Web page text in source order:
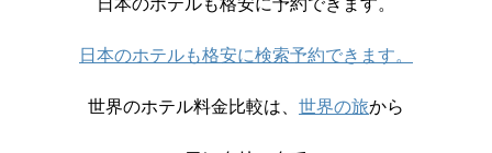
日本のホテルも格安に予約できます。
日本のホテルも格安に検索予約できます。
世界のホテル料金比較は、 世界の旅から